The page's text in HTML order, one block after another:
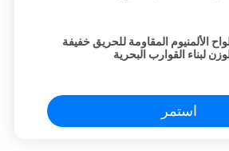
الألمنيوم المقاومة للحريق خفيفة
لبناء القوارب البحرية
استمر